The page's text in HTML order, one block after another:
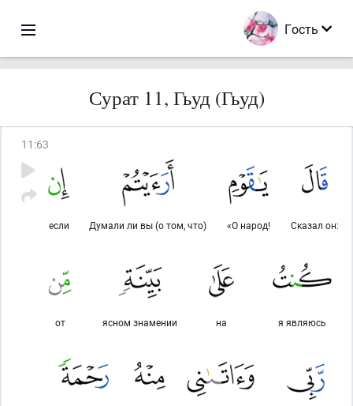
Гость
Сурат 11, Гьуд (Гьуд)
11 :63
Сказал он:
«О народ!
Думали ли вы (о том, что)
если
я являюсь
на
ясном знамении
от